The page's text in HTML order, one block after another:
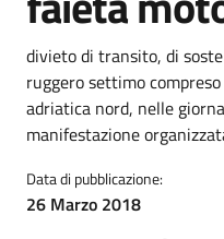
Dettagli
divieto di transito, di
ruggero settimo
adriatica nord, nelle
manifestazione
Data di pubblicazione:
26 Marzo 2018